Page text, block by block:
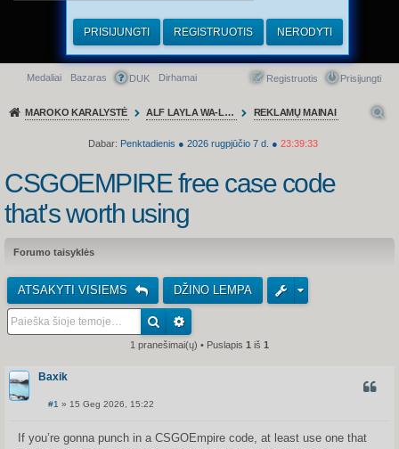
Greitasis meniu
Medaliai Bazaras DUK Dirhamai Prisijungti
Registruotis
MAROKO KARALYSTĖ ALF LAYLA WA-LAYLA REKLAMŲ MAINAI
Dabar: Penktadienis ● 2026 rugpjūčio 7 d. ● 23:39:33
PRISIJUNGTI REGISTRUOTIS NERODYTI
CSGOEMPIRE free case code
that's worth using
Forumo taisyklės
ATSAKYTI VISIEMS DŽINO LEMPA
1 pranešimai(ų) • Puslapis 1 iš 1
Baxik
a
n
#1 » 15 Geg 2026, 15:22
If you’re gonna punch in a CSGOEmpire code, at least use one that